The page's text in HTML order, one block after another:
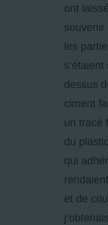
ont
souvenir
les
dessus
ciment
un tracé
du
qui
et de